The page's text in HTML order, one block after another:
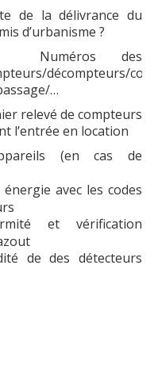
de la délivrance du
d’urbanisme ?
Numéros des
décompteurs/
…
relevé de compteurs
l’entrée en location
(en cas de
avec les codes
et vérification
de des détecteurs